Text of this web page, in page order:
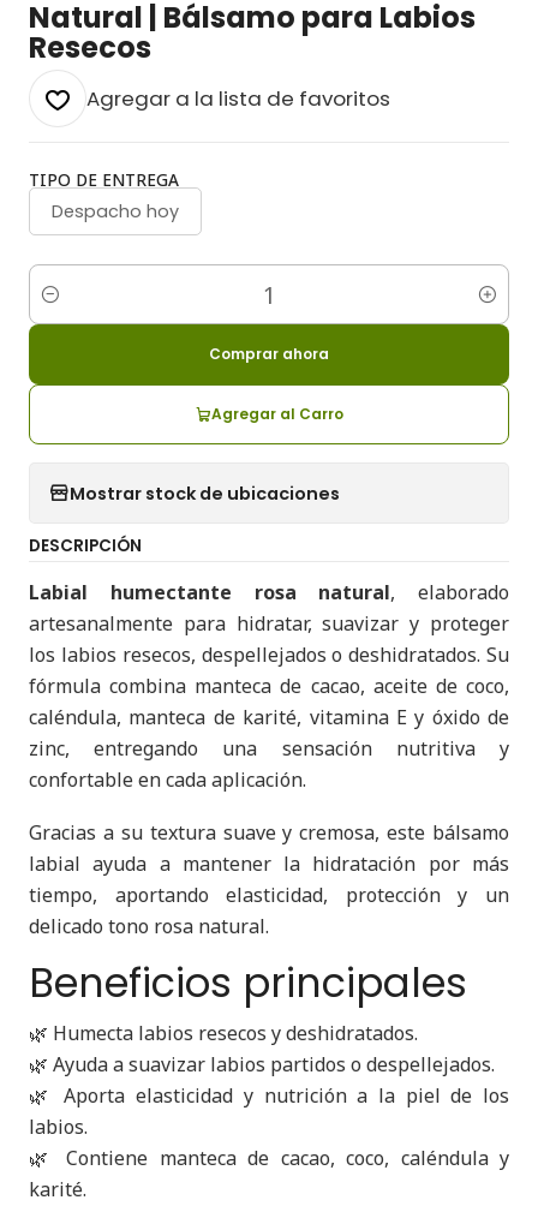
Natural | Bálsamo para Labios
Resecos
Agregar a la lista de favoritos
TIPO DE ENTREGA
Despacho hoy
Cantidad
Agregar al Carro
Comprar ahora
Mostrar stock de ubicaciones
DESCRIPCIÓN
Labial humectante rosa natural, elaborado
artesanalmente para hidratar, suavizar y proteger
los labios resecos, despellejados o deshidratados. Su
fórmula combina manteca de cacao, aceite de coco,
caléndula, manteca de karité, vitamina E y óxido de
zinc, entregando una sensación nutritiva y
confortable en cada aplicación.
Gracias a su textura suave y cremosa, este bálsamo
labial ayuda a mantener la hidratación por más
tiempo, aportando elasticidad, protección y un
delicado tono rosa natural.
Beneficios principales
🌿 Humecta labios resecos y deshidratados.
🌿 Ayuda a suavizar labios partidos o despellejados.
🌿 Aporta elasticidad y nutrición a la piel de los
labios.
🌿 Contiene manteca de cacao, coco, caléndula y
karité.